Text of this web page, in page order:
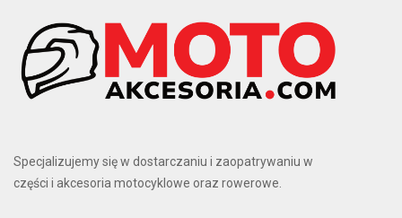
Specjalizujemy się w dostarczaniu i zaopatrywaniu w
części i akcesoria motocyklowe oraz rowerowe.